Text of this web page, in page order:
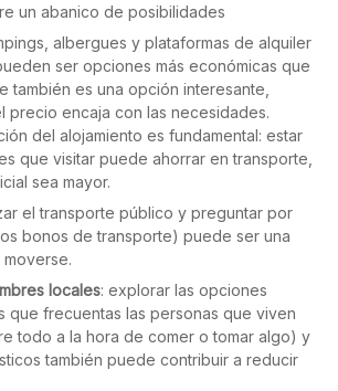
un abanico de posibilidades
albergues y plataformas de alquiler
ser opciones más económicas que
también es una opción interesante,
precio encaja con las necesidades.
del alojamiento es fundamental: estar
que visitar puede ahorrar en transporte,
sea mayor.
el transporte público y preguntar por
bonos de transporte) puede ser una
locales: explorar las opciones
que frecuentas las personas que viven
todo a la hora de comer o tomar algo) y
también puede contribuir a reducir